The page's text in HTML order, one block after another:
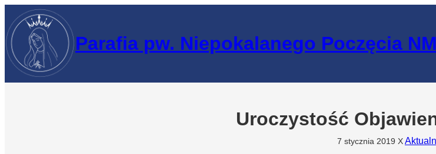
Przejdź
do
treści
Parafia pw. Niepokalanego Poczęcia
Uroczystość
7 stycznia 2019 X